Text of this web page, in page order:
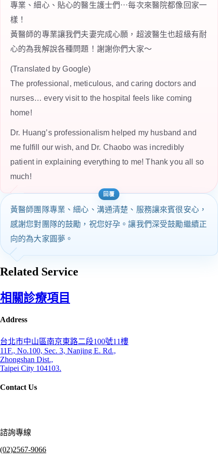
專業、細心、貼心的醫生護士們⋯每次來醫院都像回家一
樣！
黃醫師的專業讓我們夫妻完成心願，超波醫生也超級有耐
心的為我解說各種問題！謝謝你們大家～
(Translated by Google)
The professional, meticulous, and caring doctors and
nurses… every visit to the hospital feels like coming
home!
Dr. Huang’s professionalism helped my husband and
me fulfill our wish, and Dr. Chaobo was incredibly
patient in explaining everything to me! Thank you all so
much!
黃醫師團隊專業、細心、溝通清楚、服務讓來賓很安心，
感謝您對團隊的鼓勵，祝您好孕。讓我們深受鼓勵繼續正
向的為大家圓夢。
Related Service
相關診療項目
Address
台北市中山區南京東路二段100號11樓
11F., No.100, Sec. 3, Nanjing E. Rd.,
Zhongshan Dist.,
Taipei City 104103.
Contact Us
諮詢專線
(02)2567-9066